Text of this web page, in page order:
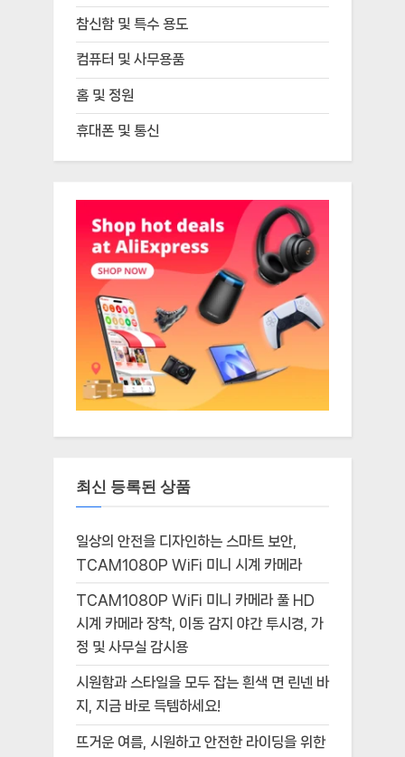
참신함 및 특수 용도
컴퓨터 및 사무용품
홈 및 정원
휴대폰 및 통신
최신 등록된 상품
일상의 안전을 디자인하는 스마트 보안,
TCAM1080P WiFi 미니 시계 카메라
TCAM1080P WiFi 미니 카메라 풀 HD
시계 카메라 장착, 이동 감지 야간 투시경, 가
정 및 사무실 감시용
시원함과 스타일을 모두 잡는 흰색 면 린넨 바
지, 지금 바로 득템하세요!
뜨거운 여름, 시원하고 안전한 라이딩을 위한